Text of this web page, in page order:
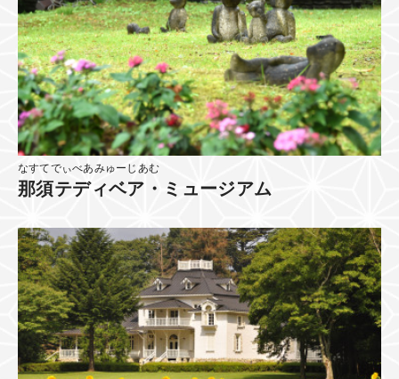
なすてでぃべあみゅーじあむ
那須テディベア・ミュージアム